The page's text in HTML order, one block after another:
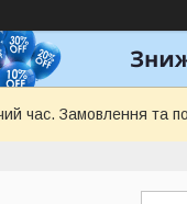
час. Замовлення та